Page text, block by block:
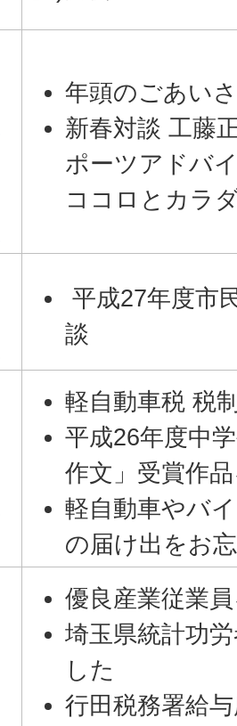
年頭のごあい
新春対談 工藤
ポーツアドバ
ココロとカラ
平成27年度市
談
軽自動車税 税
平成26年度中
作文」受賞作
軽自動車やバ
の届け出をお
優良産業従業
埼玉県統計功
した
行田税務署給